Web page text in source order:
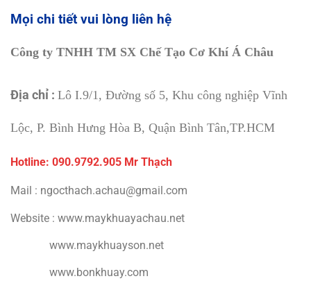
Mọi chi tiết vui lòng liên hệ
Công ty TNHH TM SX Chế Tạo Cơ Khí Á Châu
Địa chỉ : Lô I.9/1, Đường số 5, Khu công nghiệp Vĩnh
Lộc, P. Bình Hưng Hòa B, Quận Bình Tân,TP.HCM
Hotline: 090.9792.905 Mr Thạch
Mail : ngocthach.achau@gmail.com
Website : www.maykhuayachau.net
www.maykhuayson.net
www.bonkhuay.com